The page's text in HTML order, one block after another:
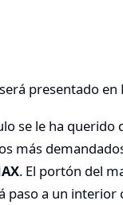
se le ha
más
. El portón del
paso a un interior